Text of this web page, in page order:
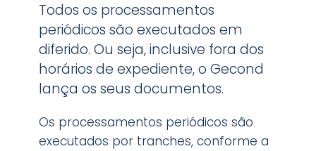
Todos os processamentos
periódicos são executados em
diferido. Ou seja, inclusive fora dos
horários de expediente, o Gecond
lança os seus documentos.
Os processamentos periódicos são
executados por tranches, conforme a